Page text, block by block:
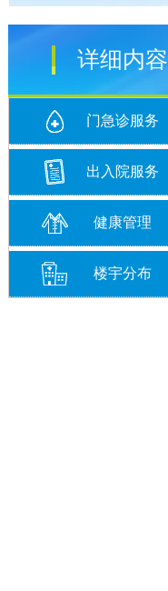
详细内容
门急诊服务
出入院服务
健康管理
楼宇分布